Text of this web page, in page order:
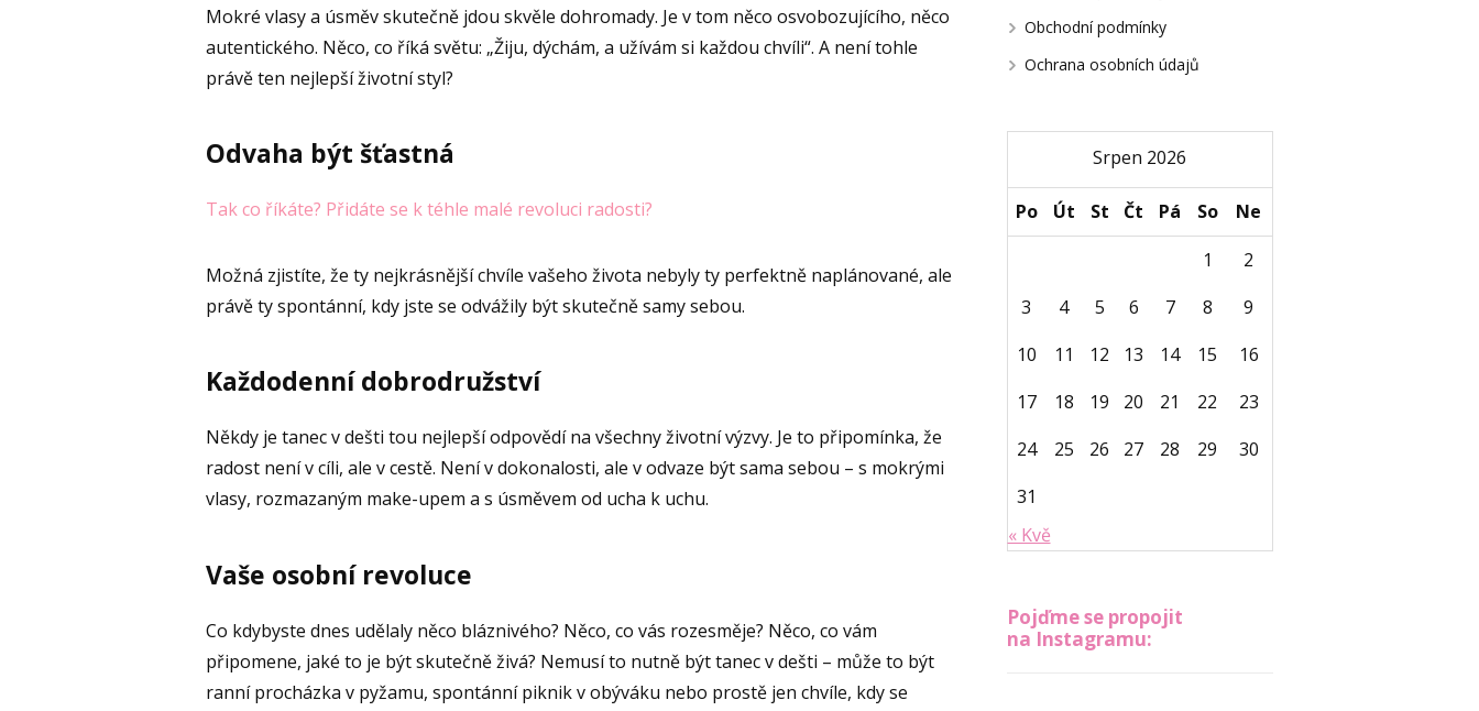
Mokré vlasy a úsměv skutečně jdou skvěle dohromady. Je v tom něco osvobozujícího, něco
autentického. Něco, co říká světu: „Žiju, dýchám, a užívám si každou chvíli“. A není tohle
právě ten nejlepší životní styl?
Odvaha být šťastná
Tak co říkáte? Přidáte se k téhle malé revoluci radosti?
Možná zjistíte, že ty nejkrásnější chvíle vašeho života nebyly ty perfektně naplánované, ale
právě ty spontánní, kdy jste se odvážily být skutečně samy sebou.
Každodenní dobrodružství
Někdy je tanec v dešti tou nejlepší odpovědí na všechny životní výzvy. Je to připomínka, že
radost není v cíli, ale v cestě. Není v dokonalosti, ale v odvaze být sama sebou – s mokrými
vlasy, rozmazaným make-upem a s úsměvem od ucha k uchu.
Vaše osobní revoluce
Co kdybyste dnes udělaly něco bláznivého? Něco, co vás rozesměje? Něco, co vám
připomene, jaké to je být skutečně živá? Nemusí to nutně být tanec v dešti – může to být
ranní procházka v pyžamu, spontánní piknik v obýváku nebo prostě jen chvíle, kdy se
Obchodní podmínky
Ochrana osobních údajů
Srpen 2026
Po Út St Čt Pá So
Ne
1
2
3
4 5 6 7 8
9
10
11 12 13 14 15
16
17
18 19 20 21 22
23
24
25 26 27 28 29
30
31
« Kvě
Pojďme se propojit
na Instagramu: